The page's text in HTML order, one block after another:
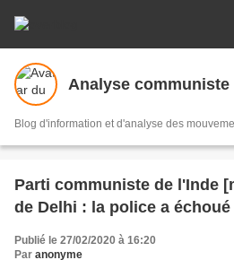
Analyse
Blog d'information et d'analyse des
Parti communiste de l'Inde
de Delhi : la police a échoué
Publié le 27/02/2020 à 16:20
Par anonyme